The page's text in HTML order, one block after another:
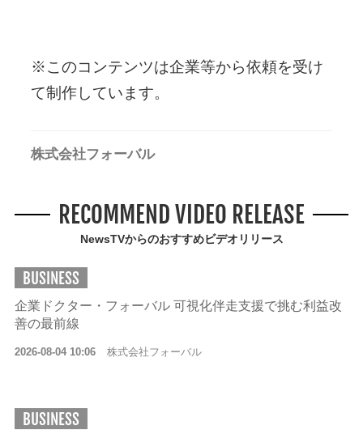
※このコンテンツは企業等から依頼を受け
て制作しています。
株式会社フォーバル
RECOMMEND VIDEO RELEASE
NewsTVからのおすすめビデオリリース
BUSINESS
企業ドクター・フォーバル 可視化伴走支援で挑む利益改
善の最前線
2026-08-04 10:06 株式会社フォーバル
BUSINESS